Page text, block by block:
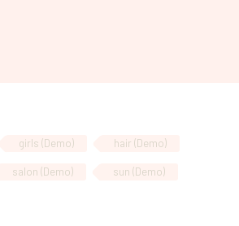
girls (Demo) hair (Demo)
salon (Demo) sun (Demo)